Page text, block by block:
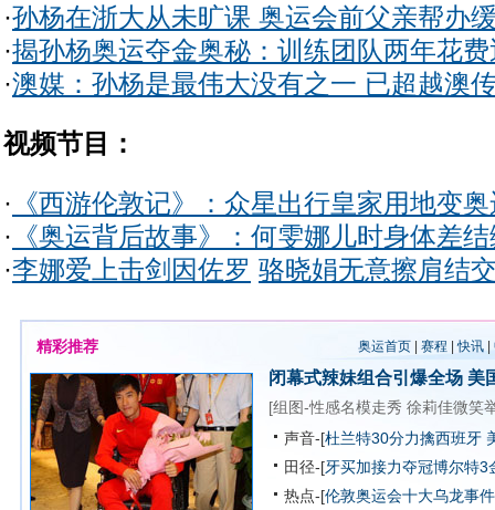
·孙杨在浙大从未旷课 奥运会前父亲帮办
·揭孙杨奥运夺金奥秘：训练团队两年花
·澳媒：孙杨是最伟大没有之一 已超越澳
视频节目：
· 《西游伦敦记》：众星出行皇家用地变
· 《奥运背后故事》：何雯娜儿时身体差
·李娜爱上击剑因佐罗 骆晓娟无意擦肩结
精彩推荐 奥运首页| 赛程 |快讯|
闭幕式辣妹组合引爆全场 美
[组图-性感名模走秀 徐莉佳微笑
声音-[杜兰特30分力擒西班牙
田径-[牙买加接力夺冠博尔特3
热点-[伦敦奥运会十大乌龙事件